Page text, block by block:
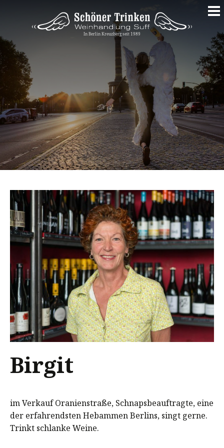
zum
Inhalt
Birgit
im Verkauf Oranienstraße, Schnapsbeauftragte, eine
der erfahrendsten Hebammen Berlins, singt gerne.
Trinkt schlanke Weine.